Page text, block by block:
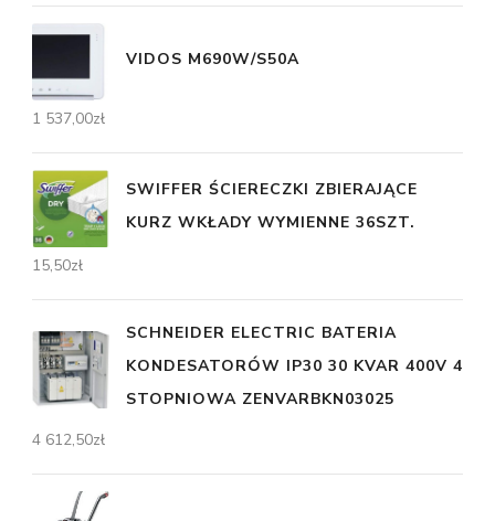
VIDOS M690W/S50A
1 537,00zł
SWIFFER ŚCIERECZKI ZBIERAJĄCE
KURZ WKŁADY WYMIENNE 36SZT.
15,50zł
SCHNEIDER ELECTRIC BATERIA
KONDESATORÓW IP30 30 KVAR 400V 4
STOPNIOWA ZENVARBKN03025
4 612,50zł